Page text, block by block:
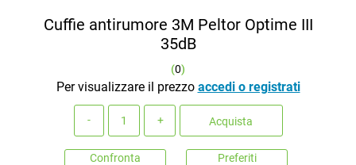
Cuffie antirumore 3M Peltor Optime III
35dB
(0)
Per visualizzare il prezzo accedi o registrati
Acquista
Confronta Preferiti